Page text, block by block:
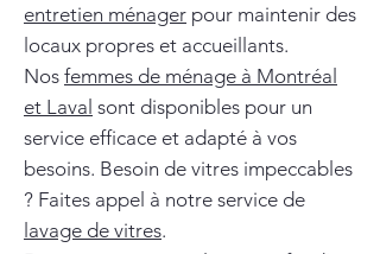
entretien ménager pour maintenir des
locaux propres et accueillants.
Nos femmes de ménage à Montréal
et Laval sont disponibles pour un
service efficace et adapté à vos
besoins. Besoin de vitres impeccables
? Faites appel à notre service de
lavage de vitres.